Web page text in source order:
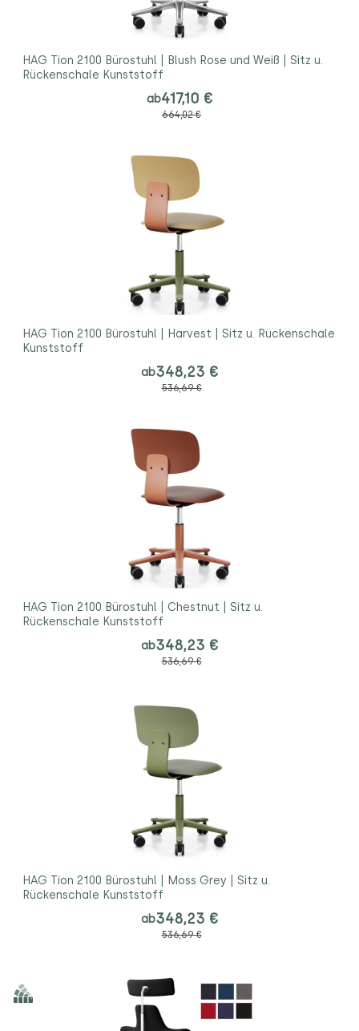
HAG Tion 2100 Bürostuhl | Blush Rose und Weiß | Sitz u.
Rückenschale Kunststoff
ab417,10 €
664,02 €
HAG Tion 2100 Bürostuhl | Harvest | Sitz u. Rückenschale
Kunststoff
ab348,23 €
536,69 €
HAG Tion 2100 Bürostuhl | Chestnut | Sitz u.
Rückenschale Kunststoff
ab348,23 €
536,69 €
HAG Tion 2100 Bürostuhl | Moss Grey | Sitz u.
Rückenschale Kunststoff
ab348,23 €
536,69 €